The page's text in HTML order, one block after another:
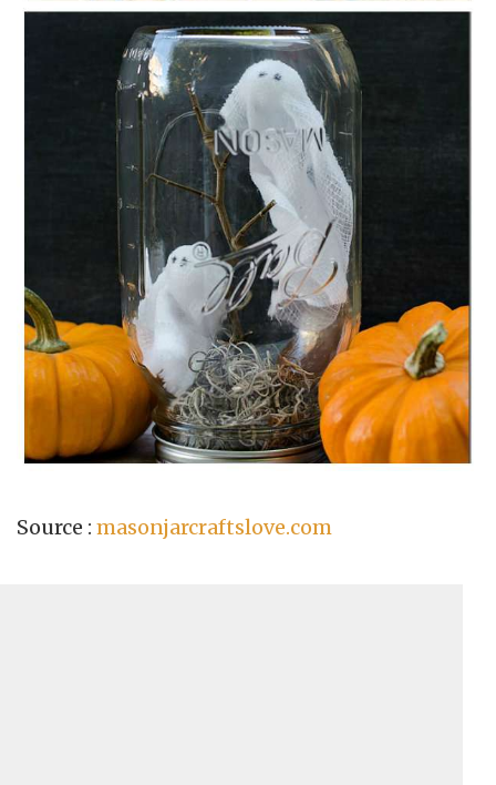
Source : masonjarcraftslove.com